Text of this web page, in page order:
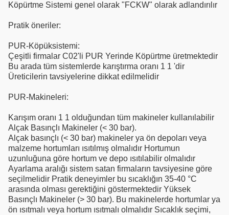
Köpürtme Sistemi genel olarak "FCKW" olarak adlandırılır
Pratik öneriler:
PUR-Köpüksistemi:
Çeşitli firmalar C02'li PUR Yerinde Köpürtme üretmektedir
Bu arada tüm sistemlerde karıştırma oranı 1 1 'dir
Üreticilerin tavsiyelerine dikkat edilmelidir
PUR-Makineleri:
Karışım oranı 1 1 olduğundan tüm makineler kullanılabilir
Alçak Basınçlı Makineler (< 30 bar).
Alçak basınçlı (< 30 bar) makineler ya ön depoları veya
malzeme hortumları ısıtılmış olmalıdır Hortumun
uzunluğuna göre hortum ve depo ısıtılabilir olmalıdır
Ayarlama aralığı sistem satan firmaların tavsiyesine göre
seçilmelidir Pratik deneyimler bu sıcaklığın 35-40 °C
arasında olması gerektiğini göstermektedir Yüksek
Basınçlı Makineler (> 30 bar). Bu makinelerde hortumlar ya
ön ısıtmalı veya hortum ısıtmalı olmalıdır Sıcaklık seçimi,